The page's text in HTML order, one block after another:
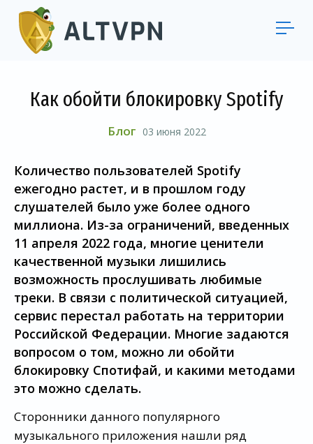
Как обойти блокировку Spotify
Блог 03 июня 2022
Количество пользователей Spotify
ежегодно растет, и в прошлом году
слушателей было уже более одного
миллиона. Из-за ограничений, введенных
11 апреля 2022 года, многие ценители
качественной музыки лишились
возможность прослушивать любимые
треки. В связи с политической ситуацией,
сервис перестал работать на территории
Российской Федерации. Многие задаются
вопросом о том, можно ли обойти
блокировку Спотифай, и какими методами
это можно сделать.
Сторонники данного популярного
музыкального приложения нашли ряд